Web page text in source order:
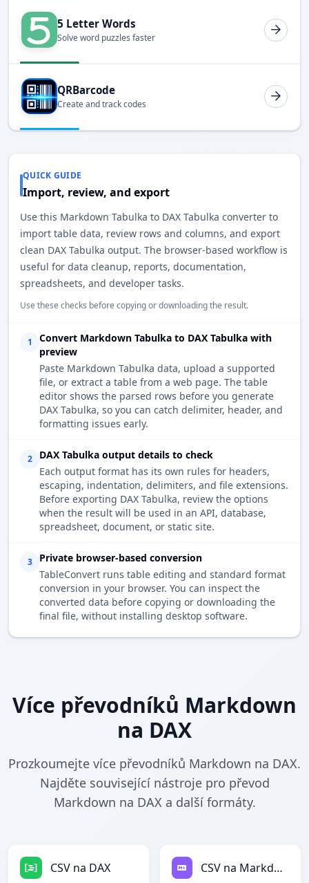
5 Letter Words
Solve word puzzles faster
QRBarcode
Create and track codes
QUICK GUIDE
Import, review, and export
Use this Markdown Tabulka to DAX Tabulka converter to
import table data, review rows and columns, and export
clean DAX Tabulka output. The browser-based workflow is
useful for data cleanup, reports, documentation,
spreadsheets, and developer tasks.
Use these checks before copying or downloading the result.
1
Convert Markdown Tabulka to DAX Tabulka with
preview
Paste Markdown Tabulka data, upload a supported
file, or extract a table from a web page. The table
editor shows the parsed rows before you generate
DAX Tabulka, so you can catch delimiter, header, and
formatting issues early.
2
DAX Tabulka output details to check
Each output format has its own rules for headers,
escaping, indentation, delimiters, and file extensions.
Before exporting DAX Tabulka, review the options
when the result will be used in an API, database,
spreadsheet, document, or static site.
3
Private browser-based conversion
TableConvert runs table editing and standard format
conversion in your browser. You can inspect the
converted data before copying or downloading the
final file, without installing desktop software.
Více převodníků Markdown
na DAX
Prozkoumejte více převodníků Markdown na DAX.
Najděte související nástroje pro převod
Markdown na DAX a další formáty.
CSV na DAX CSV na Markdown